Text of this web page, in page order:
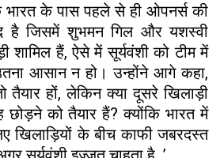
भारत के पास पहले से ही ओपनर्स की
है जिसमें शुभमन गिल और यशस्वी
शामिल हैं, ऐसे में सूर्यवंशी को टीम में
आसान न हो। उन्होंने आगे कहा,
तैयार हों, लेकिन क्या दूसरे खिलाड़ी
को तैयार हैं? क्योंकि भारत में
खिलाड़ियों के बीच काफी जबरदस्त